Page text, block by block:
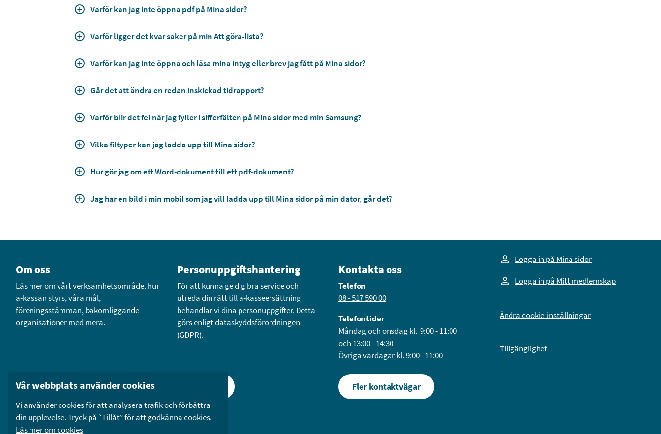
Varför kan jag inte öppna pdf på Mina sidor?
Varför ligger det kvar saker på min Att göra-lista?
Varför kan jag inte öppna och läsa mina intyg eller brev jag fått på Mina sidor?
Går det att ändra en redan inskickad tidrapport?
Varför blir det fel när jag fyller i sifferfälten på Mina sidor med min Samsung?
Vilka filtyper kan jag ladda upp till Mina sidor?
Hur gör jag om ett Word-dokument till ett pdf-dokument?
Jag har en bild i min mobil som jag vill ladda upp till Mina sidor på min dator, går det?
Om oss
Läs mer om vårt verksamhetsområde, hur
a-kassan styrs, våra mål,
föreningsstämman, bakomliggande
organisationer med mera.
Läs mer
Personuppgiftshantering
För att kunna ge dig bra service och
utreda din rätt till a-kasseersättning
behandlar vi dina personuppgifter. Detta
görs enligt dataskyddsförordningen
(GDPR).
Kontakta oss
Telefon
08 - 517 590 00
Telefontider
Måndag och onsdag kl. 9:00 - 11:00
och 13:00 - 14:30
Övriga vardagar kl. 9:00 - 11:00
Fler kontaktvägar
Logga in på Mina sidor
Logga in på Mitt medlemskap
Ändra cookie-inställningar
Tillgänglighet
Vår webbplats använder cookies
Vi använder cookies för att analysera trafik och förbättra
din upplevelse. Tryck på “Tillåt” för att godkänna cookies.
Läs mer om cookies